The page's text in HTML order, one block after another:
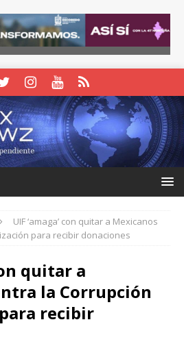
UIF ‘amaga’ con quitar a Mexicanos
para recibir donaciones
quitar a
la Corrupción
recibir